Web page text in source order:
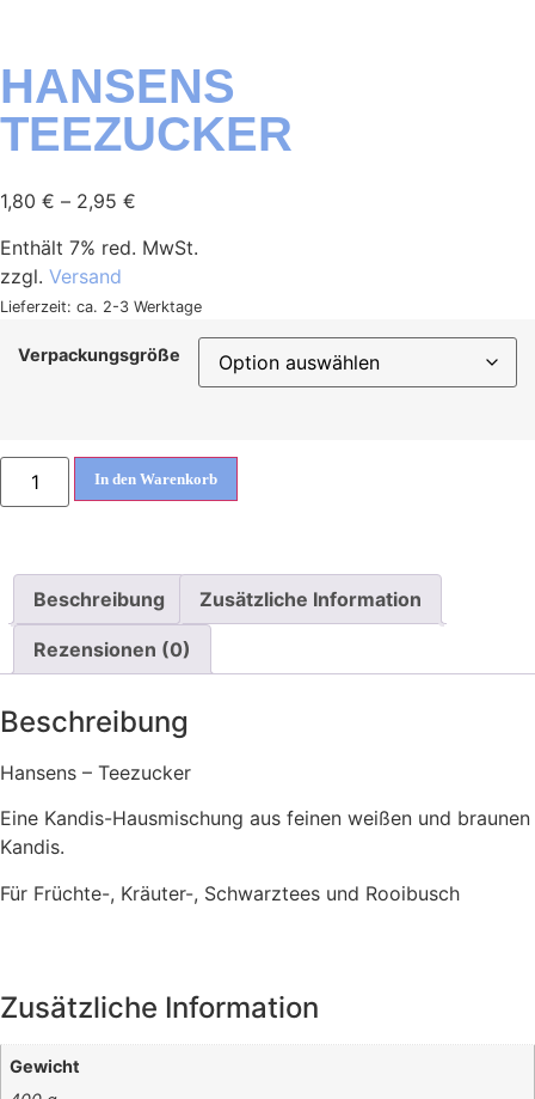
HANSENS
TEEZUCKER
1,80 € – 2,95 €
Enthält 7% red. MwSt.
zzgl. Versand
Lieferzeit: ca. 2-3 Werktage
Verpackungsgröße
In den Warenkorb
Beschreibung Zusätzliche Information
Rezensionen (0)
Beschreibung
Hansens – Teezucker
Eine Kandis-Hausmischung aus feinen weißen und braunen
Kandis.
Für Früchte-, Kräuter-, Schwarztees und Rooibusch
Zusätzliche Information
Gewicht